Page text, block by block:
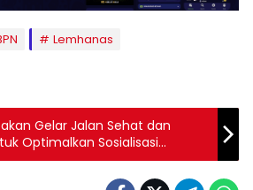
Lemhanas
akan Gelar Jalan Sehat dan
Optimalkan Sosialisasi